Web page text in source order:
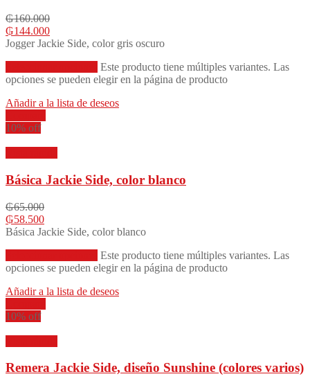
₲160.000
₲144.000
Jogger Jackie Side, color gris oscuro
Este producto tiene múltiples variantes. Las
opciones se pueden elegir en la página de producto
Añadir a la lista de deseos
10% off
Básica Jackie Side, color blanco
₲65.000
₲58.500
Básica Jackie Side, color blanco
Este producto tiene múltiples variantes. Las
opciones se pueden elegir en la página de producto
Añadir a la lista de deseos
10% off
Remera Jackie Side, diseño Sunshine (colores varios)